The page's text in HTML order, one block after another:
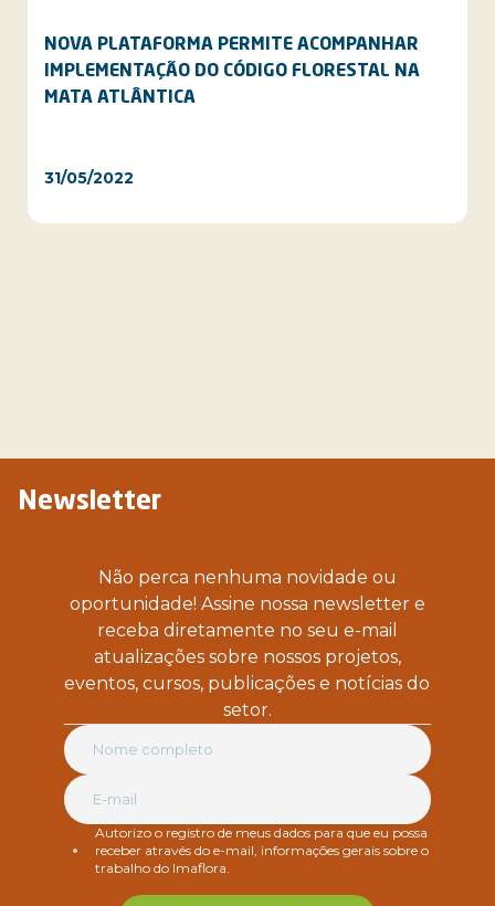
NOVA PLATAFORMA PERMITE ACOMPANHAR
IMPLEMENTAÇÃO DO CÓDIGO FLORESTAL NA
MATA ATLÂNTICA
31/05/2022
Newsletter
Não perca nenhuma novidade ou
oportunidade! Assine nossa newsletter e
receba diretamente no seu e-mail
atualizações sobre nossos projetos,
eventos, cursos, publicações e notícias do
setor.
Autorizo o registro de meus dados para que eu possa
receber através do e-mail, informações gerais sobre o
trabalho do Imaflora.